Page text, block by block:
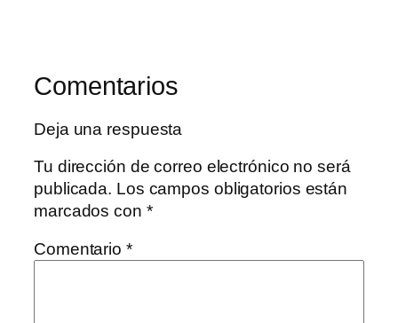
Comentarios
Deja una respuesta
Tu dirección de correo electrónico no será
publicada. Los campos obligatorios están
marcados con *
Comentario *